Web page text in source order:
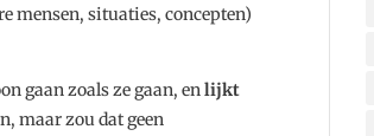
mensen, situaties, concepten)
gaan zoals ze gaan, enlijkt
maar zou dat geen